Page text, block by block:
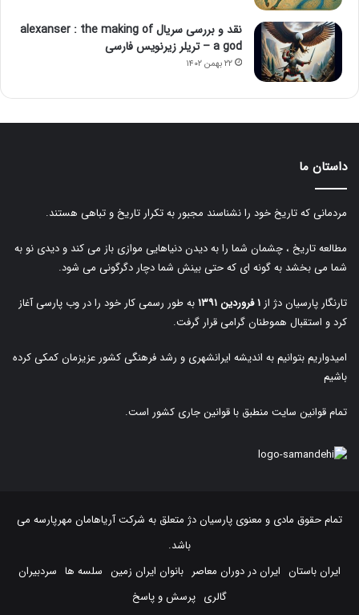
نقد و بررسی سریال alexanser : the making of
a god – تریلر زیرنویس فارسی
۲۲ بهمن ۱۴۰۲
داستان ما
مردمانی که تاریخ خود را نشناسند مجبور به تکرار تاریخ و تباهی هستند.
مطالعه تاریخ ، چشمان شما را به دیدن دنیاهایی موازی باز می کند و دیدی نو به
شما می بخشد به گونه ای که حتی بینش شما دچار دگرگونی می شود.
تارنگار پارسیان دژ از ۱ فروردین ۱۳۹۱
به طور رسمی کار خود را در وب پارسی آغاز
کرد و استقبال هموطنان گرامی قرار گرفت.
امیدواریم بتوانیم به اندیشه ایرانشهری و رشد فرهنگی کشور عزیزمان کمکی کرده
باشیم
تمام قوانین سایت منطبق با قوانین جاری کشور است.
تمام حقوق مادی و معنوی پارسیان دژ متعلق به شرکت آریاهامان مهرپارسه می
باشد.
ایران باستان ایران در دوران معاصر بانوان ایران زمین سلسه ها سردبیران
گالری پرسش و پاسخ